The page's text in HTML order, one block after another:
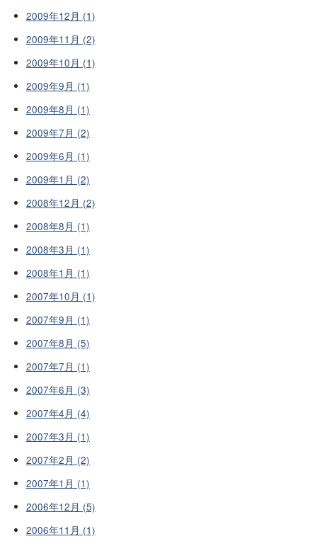
2009年12月 (1)
2009年11月 (2)
2009年10月 (1)
2009年9月 (1)
2009年8月 (1)
2009年7月 (2)
2009年6月 (1)
2009年1月 (2)
2008年12月 (2)
2008年8月 (1)
2008年3月 (1)
2008年1月 (1)
2007年10月 (1)
2007年9月 (1)
2007年8月 (5)
2007年7月 (1)
2007年6月 (3)
2007年4月 (4)
2007年3月 (1)
2007年2月 (2)
2007年1月 (1)
2006年12月 (5)
2006年11月 (1)